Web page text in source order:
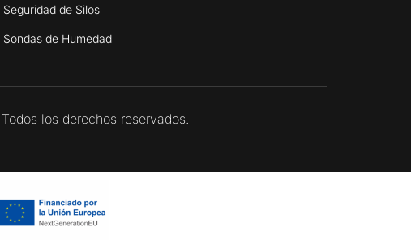
Seguridad de Silos
Sondas de Humedad
los derechos reservados.